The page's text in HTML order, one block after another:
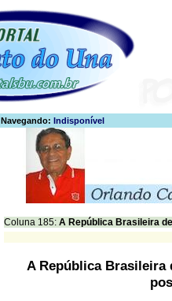
Navegando: Indisponível
Coluna 185: A República Brasileira
A República